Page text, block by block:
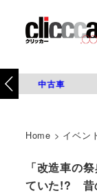
中古車
Home > イベン
「改造車の
ていた!? 昔